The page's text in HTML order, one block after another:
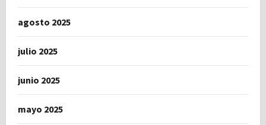
agosto 2025
julio 2025
junio 2025
mayo 2025